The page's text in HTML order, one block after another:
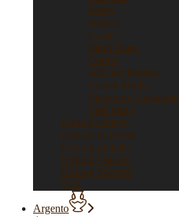
Rolex
Bulgari
Cartier
Mont Blanc
Corum
Officine Panerai
Franck Muller
Vacheron Constantin
Vedi tutti >
Orologi vintage
Orologi di Forma
Orologi gioiello
Orologi Classici
Orologi Sportivi
Sold
Argento